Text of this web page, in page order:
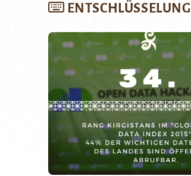
ENTSCHLÜSSELUNG